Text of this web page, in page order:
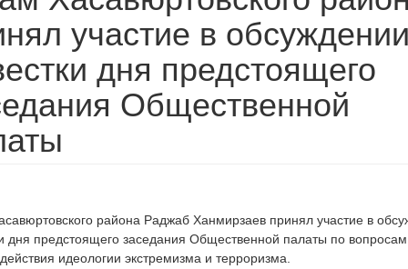
участие в
дня предстоящего
Общественной
района Раджаб Ханмирзаев принял участие в
дня предстоящего заседания Общественной палаты по вопросам
идеологии экстремизма и терроризма.